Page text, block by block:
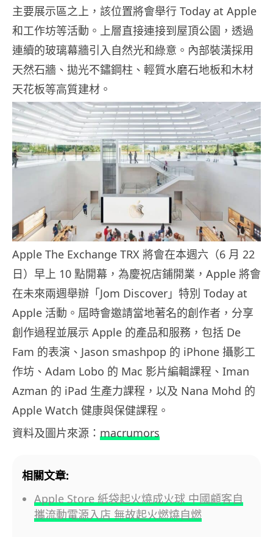
主要展示區之上，該位置將會舉行 Today at Apple
和工作坊等活動。上層直接連接到屋頂公園，透過
連續的玻璃幕牆引入自然光和綠意。內部裝潢採用
天然石牆、拋光不鏽鋼柱、輕質水磨石地板和木材
天花板等高質建材。
Apple The Exchange TRX 將會在本週六（6 月 22
日）早上 10 點開幕，為慶祝店鋪開業，Apple 將會
在未來兩週舉辦「Jom Discover」特別 Today at
Apple 活動。屆時會邀請當地著名的創作者，分享
創作過程並展示 Apple 的產品和服務，包括 De
Fam 的表演、Jason smashpop 的 iPhone 攝影工
作坊、Adam Lobo 的 Mac 影片編輯課程、Iman
Azman 的 iPad 生產力課程，以及 Nana Mohd 的
Apple Watch 健康與保健課程。
資料及圖片來源： macrumors
相關文章:
Apple Store 紙袋起火燒成火球 中國顧客自
攜流動電源入店 無故起火燃燒自燃